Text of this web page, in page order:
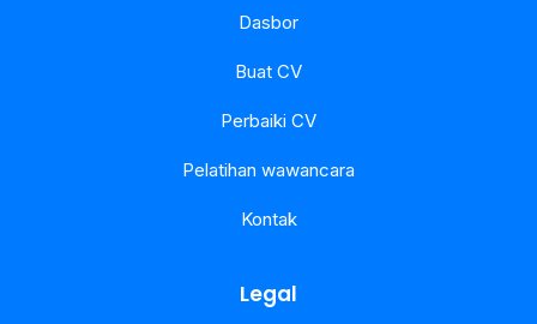
Dasbor
Buat CV
Perbaiki CV
Pelatihan wawancara
Kontak
Legal